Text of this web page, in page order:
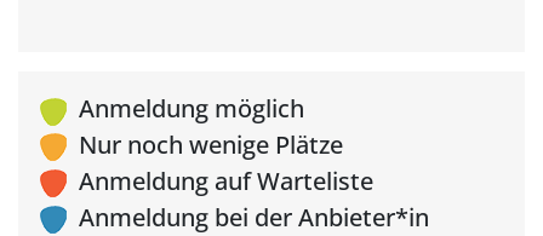
Anmeldung möglich
Nur noch wenige Plätze
Anmeldung auf Warteliste
Anmeldung bei der Anbieter*in